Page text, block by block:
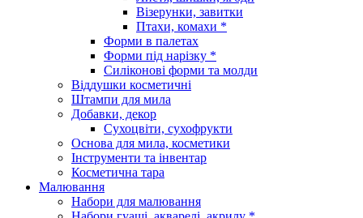
Візерунки, завитки
Птахи, комахи *
Форми в палетах
Форми під нарізку *
Силіконові форми та молди
Віддушки косметичні
Штампи для мила
Добавки, декор
Сухоцвіти, сухофрукти
Основа для мила, косметики
Інструменти та інвентар
Косметична тара
Малювання
Набори для малювання